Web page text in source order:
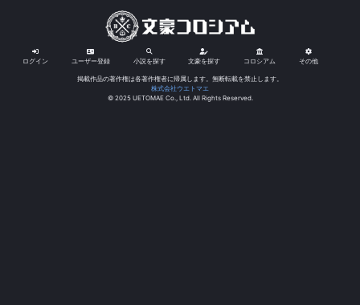
ログイン ユーザー登録 小説を探す 文豪を探す コロシアム その他
掲載作品の著作権は各著作権者に帰属します。無断転載を禁止します。
株式会社ウエトマエ
© 2025 UETOMAE Co., Ltd. All Rights Reserved.